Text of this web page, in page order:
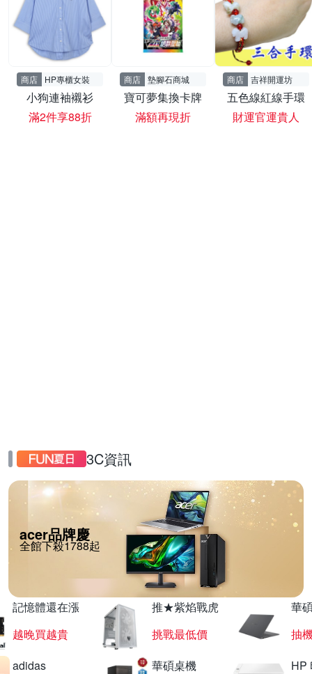
商店 HP專櫃女裝
小狗連袖襯衫
滿2件享88折
商店 墊腳石商城
寶可夢集換卡牌
滿額再現折
商店 吉祥開運坊
五色線紅線手環
財運官運貴人
3C資訊
acer品牌慶
全館下殺1788起
記憶體還在漲
越晚買越貴
推★紫焰戰虎
挑戰最低價
華
抽
adidas
華碩桌機
HP